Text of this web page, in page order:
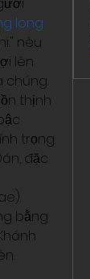
long
nêu
lên
chúng.
thịnh
trọng.
đặc
bằng